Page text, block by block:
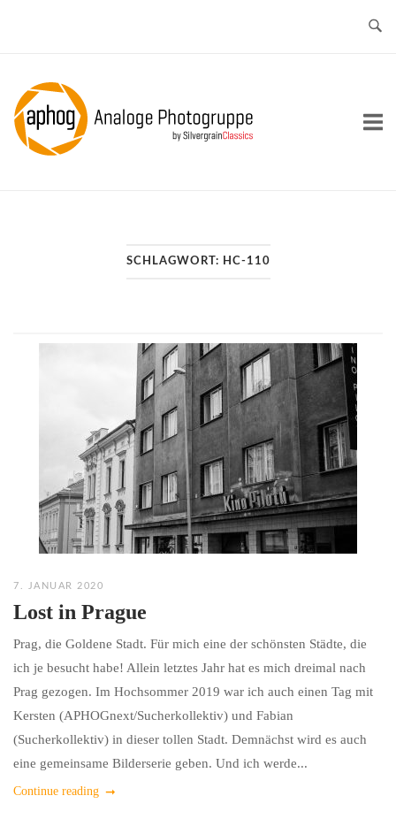
Home
SCHLAGWORT: HC-110
7. JANUAR 2020
Lost in Prague
Prag, die Goldene Stadt. Für mich eine der schönsten Städte, die
ich je besucht habe! Allein letztes Jahr hat es mich dreimal nach
Prag gezogen. Im Hochsommer 2019 war ich auch einen Tag mit
Kersten (APHOGnext/Sucherkollektiv) und Fabian
(Sucherkollektiv) in dieser tollen Stadt. Demnächst wird es auch
eine gemeinsame Bilderserie geben. Und ich werde...
Continue reading